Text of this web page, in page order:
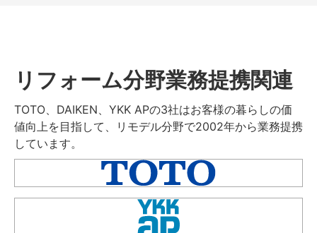
リフォーム分野業務提携関連
TOTO、DAIKEN、YKK APの3社はお客様の暮らしの価
値向上を目指して、リモデル分野で2002年から業務提携
しています。